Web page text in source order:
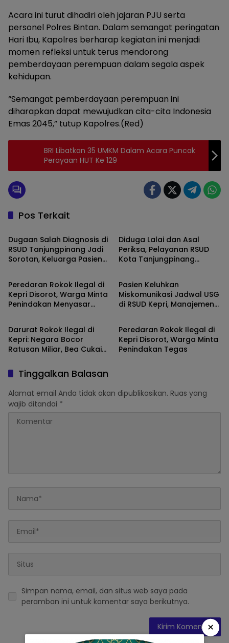
Acara ini turut dihadiri oleh jajaran PJU serta
personel Polres Bintan. Dalam semangat peringatan
Hari Ibu, Kapolres berharap kegiatan ini menjadi
momen refleksi untuk terus mendorong
pemberdayaan perempuan dalam segala aspek
kehidupan.
“Semangat pemberdayaan perempuan ini
diharapkan dapat mewujudkan cita-cita Indonesia
Emas 2045,” tutup Kapolres.(Red)
BRI Libatkan 35 UMKM Dalam Acara Puncak
Perayaan HUT Ke 129
Pos Terkait
Kepri
Dugaan Salah Diagnosis di
RSUD Tanjungpinang Jadi
Sorotan, Keluarga Pasien
Diduga Lalai dan Asal
Periksa, Pelayanan RSUD
Kota Tanjungpinang
Kepri
Peredaran Rokok Ilegal di
Kepri Disorot, Warga Minta
Penindakan Menyasar
Kepri
Pasien Keluhkan
Miskomunikasi Jadwal USG
di RSUD Kepri, Manajemen
Kepri
Darurat Rokok Ilegal di
Kepri: Negara Bocor
Ratusan Miliar, Bea Cukai
Kepri
Peredaran Rokok Ilegal di
Kepri Disorot, Warga Minta
Penindakan Tegas
Tinggalkan Balasan
Alamat email Anda tidak akan dipublikasikan. Ruas yang
wajib ditandai *
Simpan nama, email, dan situs web saya pada
peramban ini untuk komentar saya berikutnya.
×